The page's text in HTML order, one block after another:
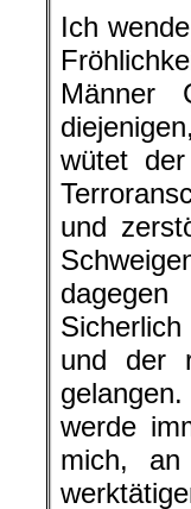
Ich
Männer
wütet
und
und der
werde
mich,